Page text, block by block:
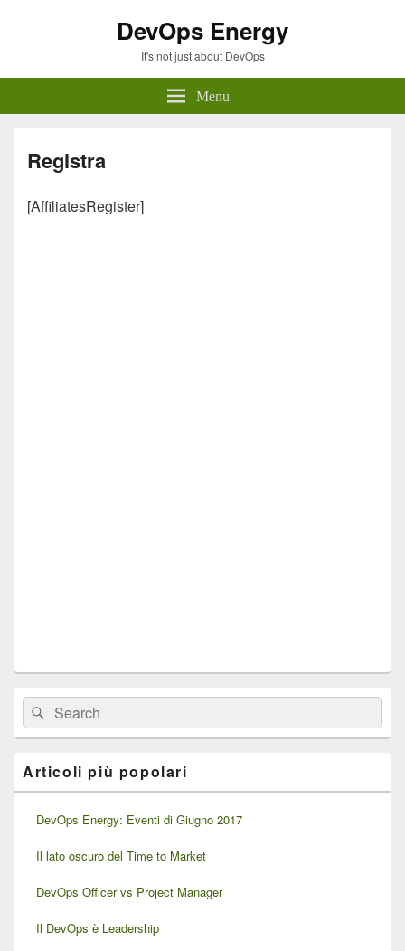
DevOps Energy
It's not just about DevOps
Menu
Registra
[AffiliatesRegister]
Area
widget
barra
laterale
Cerca:Cerca
Articoli più popolari
DevOps Energy: Eventi di Giugno 2017
Il lato oscuro del Time to Market
DevOps Officer vs Project Manager
Il DevOps è Leadership